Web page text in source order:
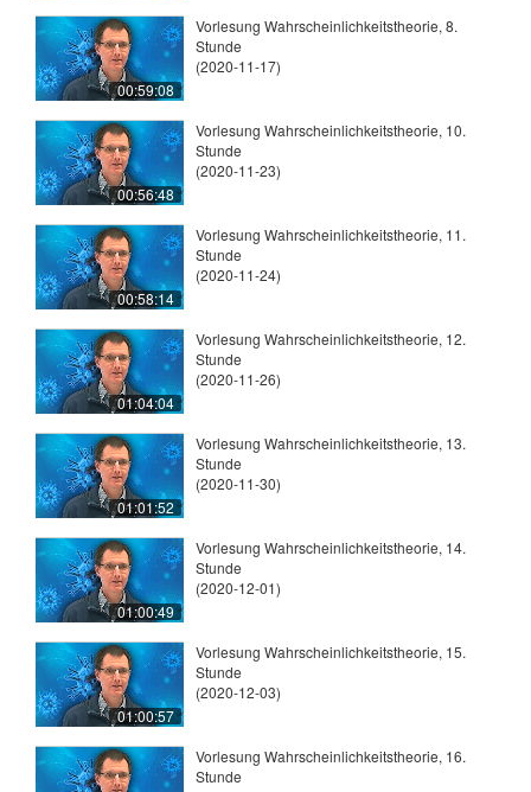
00:59:08
Vorlesung Wahrscheinlichkeitstheorie, 8.
Stunde
(2020-11-17)
00:56:48
Vorlesung Wahrscheinlichkeitstheorie, 10.
Stunde
(2020-11-23)
00:58:14
Vorlesung Wahrscheinlichkeitstheorie, 11.
Stunde
(2020-11-24)
01:04:04
Vorlesung Wahrscheinlichkeitstheorie, 12.
Stunde
(2020-11-26)
01:01:52
Vorlesung Wahrscheinlichkeitstheorie, 13.
Stunde
(2020-11-30)
01:00:49
Vorlesung Wahrscheinlichkeitstheorie, 14.
Stunde
(2020-12-01)
01:00:57
Vorlesung Wahrscheinlichkeitstheorie, 15.
Stunde
(2020-12-03)
Vorlesung Wahrscheinlichkeitstheorie, 16.
Stunde